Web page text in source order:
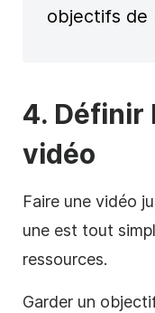
objectifs de
4. Définir
vidéo
Faire une vidéo
une est tout
ressources.
Garder un